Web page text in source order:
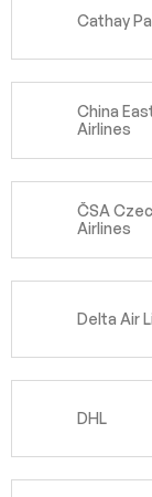
Cathay
China
Airlines
ČSA
Airlines
Delta Air
DHL